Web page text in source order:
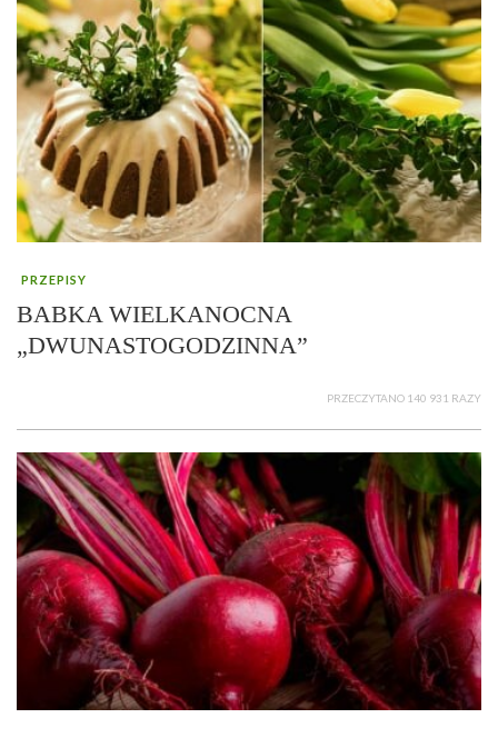
PRZEPISY
BABKA WIELKANOCNA
„DWUNASTOGODZINNA”
PRZECZYTANO 140 931 RAZY